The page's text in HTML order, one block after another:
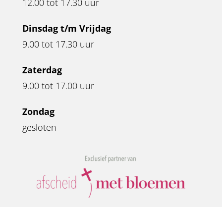
Dinsdag t/m Vrijdag
9.00 tot 17.30 uur
Zaterdag
9.00 tot 17.00 uur
Zondag
gesloten